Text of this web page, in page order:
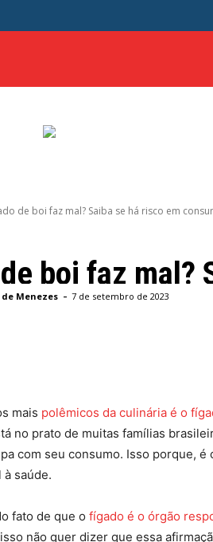
de boi faz mal? Saiba se há risco em
boi faz mal?
Menezes - 7 de setembro de 2023
mais polêmicos da culinária é o
no prato de muitas famílias
com seu consumo. Isso porque,
à saúde.
fato de que o fígado é o órgão
não quer dizer que essa